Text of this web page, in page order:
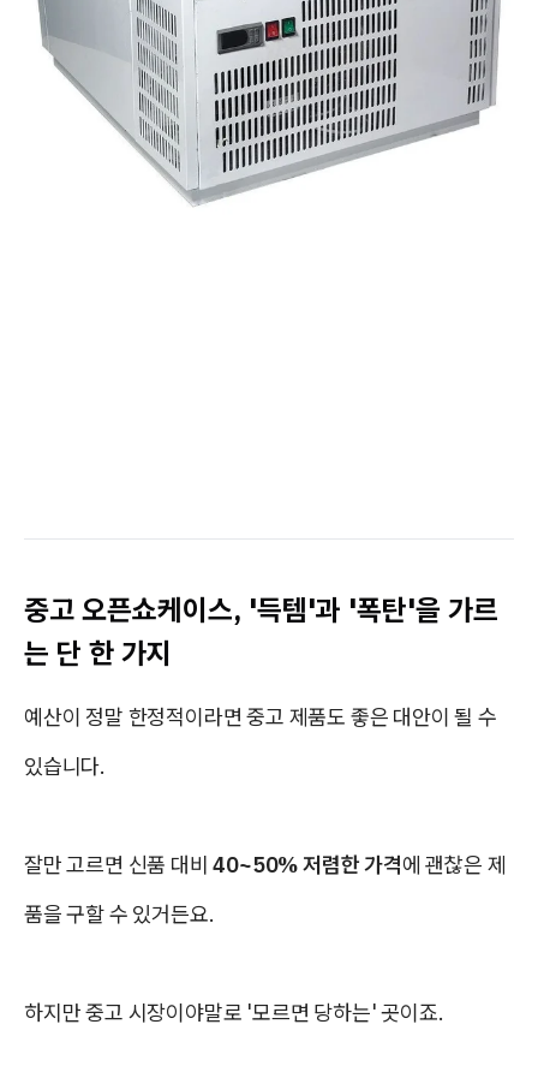
중고 오픈쇼케이스, '득템'과 '폭탄'을 가르
는 단 한 가지
예산이 정말 한정적이라면 중고 제품도 좋은 대안이 될 수
있습니다.
잘만 고르면 신품 대비40~50% 저렴한 가격에 괜찮은 제
품을 구할 수 있거든요.
하지만 중고 시장이야말로 '모르면 당하는' 곳이죠.